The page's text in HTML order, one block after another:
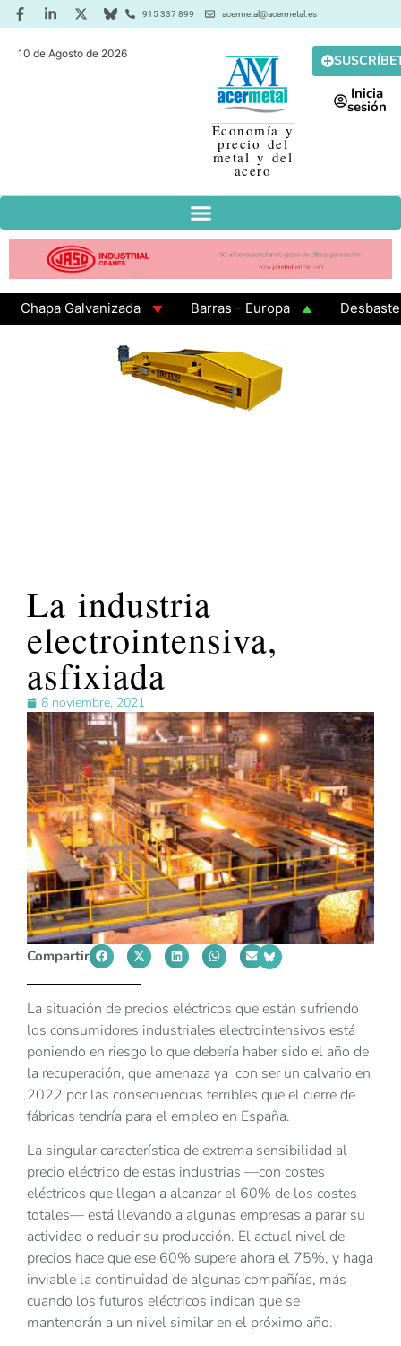
915 337 899 acermetal@acermetal.es
10 de Agosto de 2026
Economía y
precio del
metal y del
acero
Inicia
sesión
Galvanizada Barras - Europa
Desbaste -
La industria
electrointensiva,
asfixiada
8 noviembre, 2021
Compartir
La situación de precios eléctricos que están sufriendo
los consumidores industriales electrointensivos está
poniendo en riesgo lo que debería haber sido el año de
la recuperación, que amenaza ya con ser un calvario en
2022 por las consecuencias terribles que el cierre de
fábricas tendría para el empleo en España.
La singular característica de extrema sensibilidad al
precio eléctrico de estas industrias —con costes
eléctricos que llegan a alcanzar el 60% de los costes
totales— está llevando a algunas empresas a parar su
actividad o reducir su producción. El actual nivel de
precios hace que ese 60% supere ahora el 75%, y haga
inviable la continuidad de algunas compañías, más
cuando los futuros eléctricos indican que se
mantendrán a un nivel similar en el próximo año.